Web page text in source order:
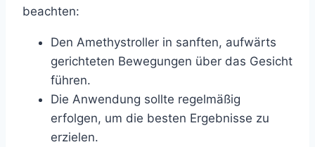
beachten:
Den Amethystroller in sanften, aufwärts
gerichteten Bewegungen über das Gesicht
führen.
Die Anwendung sollte regelmäßig
erfolgen, um die besten Ergebnisse zu
erzielen.